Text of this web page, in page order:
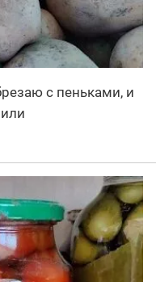
с пеньками, и